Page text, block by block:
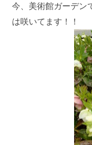
今、美術館ガーデン
は咲いてます！！